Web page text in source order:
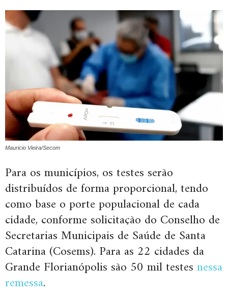
Mauricio Vieira/Secom
Para os municípios, os testes serão
distribuídos de forma proporcional, tendo
como base o porte populacional de cada
cidade, conforme solicitação do Conselho de
Secretarias Municipais de Saúde de Santa
Catarina (Cosems). Para as 22 cidades da
Grande Florianópolis são 50 mil testesnessa
remessa.